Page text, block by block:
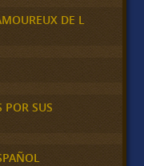
DE L
POR SUS